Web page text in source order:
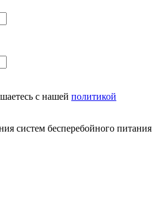
с нашей политикой
систем бесперебойного питания